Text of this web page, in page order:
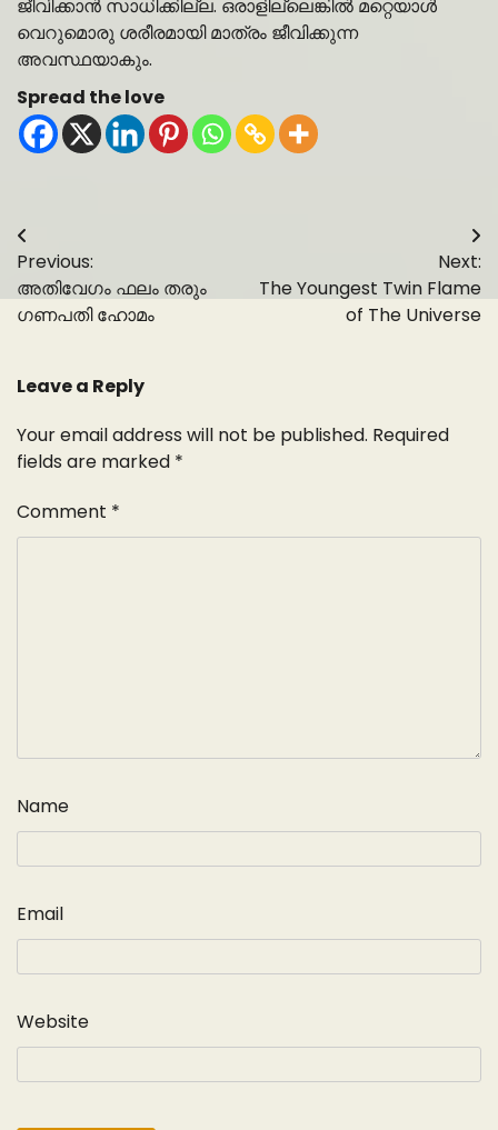
ജീവിക്കാൻ സാധിക്കില്ല. ഒരാളില്ലെങ്കിൽ മറ്റെയാൾ
വെറുമൊരു ശരീരമായി മാത്രം ജീവിക്കുന്ന
അവസ്ഥയാകും.
Spread the love
Post
navigation
Previous:
അതിവേഗം ഫലം തരും
ഗണപതി ഹോമം
Next:
The Youngest Twin Flame
of The Universe
Leave a Reply
Your email address will not be published. Required
fields are marked *
Comment *
Name
Email
Website